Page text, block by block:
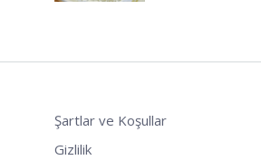
Şartlar ve Koşullar
Gizlilik